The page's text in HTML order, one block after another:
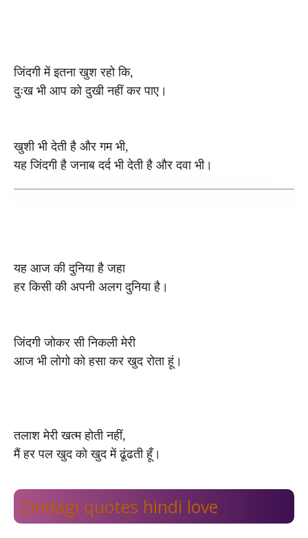
जिंदगी में इतना खुश रहो कि,
दुःख भी आप को दुखी नहीं कर पाए।
खुशी भी देती है और गम भी,
यह जिंदगी है जनाब दर्द भी देती है और दवा भी।
यह आज की दुनिया है जहा
हर किसी की अपनी अलग दुनिया है।
जिंदगी जोकर सी निकली मेरी
आज भी लोगो को हसा कर खुद रोता हूं।
तलाश मेरी खत्म होती नहीं,
मैं हर पल खुद को खुद में ढूंढती हूँ।
Zindagi quotes hindi love